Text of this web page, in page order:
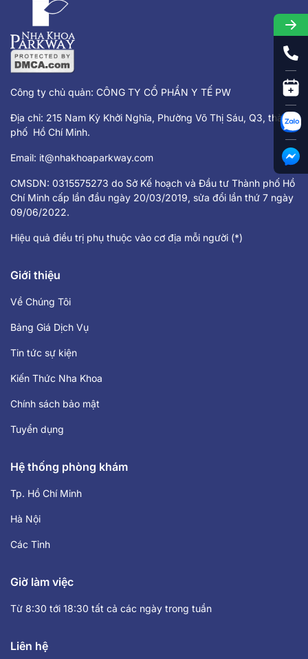
Công ty chủ quản: CÔNG TY CỔ PHẦN Y TẾ PW
Địa chỉ: 215 Nam Kỳ Khởi Nghĩa, Phường Võ Thị Sáu, Q3, thành
phố Hồ Chí Minh.
Email: it@nhakhoaparkway.com
CMSDN: 0315575273 do Sở Kế hoạch và Đầu tư Thành phố Hồ
Chí Minh cấp lần đầu ngày 20/03/2019, sửa đổi lần thứ 7 ngày
09/06/2022.
Hiệu quả điều trị phụ thuộc vào cơ địa mỗi người (*)
Giới thiệu
Về Chúng Tôi
Bảng Giá Dịch Vụ
Tin tức sự kiện
Kiến Thức Nha Khoa
Chính sách bảo mật
Tuyển dụng
Hệ thống phòng khám
Tp. Hồ Chí Minh
Hà Nội
Các Tỉnh
Giờ làm việc
Từ 8:30 tới 18:30 tất cả các ngày trong tuần
Liên hệ